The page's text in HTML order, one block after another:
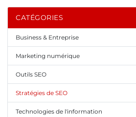
CATÉGORIES
Business & Entreprise
Marketing numérique
Outils SEO
Stratégies de SEO
Technologies de l'information